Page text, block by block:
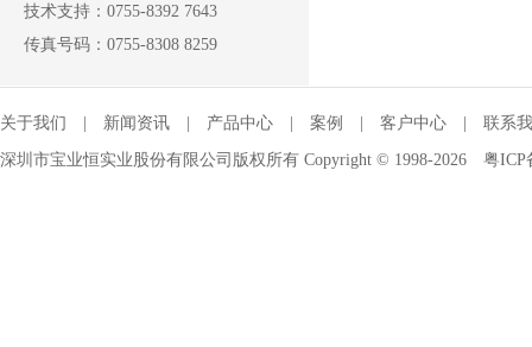
技术支持：0755-8392 7643
传真号码：0755-8308 8259
关于我们 新闻资讯 产品中心 案例 客户中心 联系
深圳市宝业恒实业股份有限公司版权所有 Copyright © 1998-2026 粤ICP